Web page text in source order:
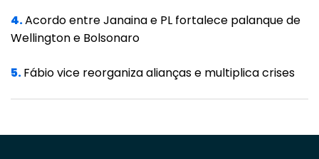
do ato, feito pelo presidente da República,
estado passava de 82%".
Para identificar demais organizadores, além
4.Acordo entre Janaina e PL fortalece palanque de
Wellington e Bolsonaro
5.Fábio vice reorganiza alianças e multiplica crises